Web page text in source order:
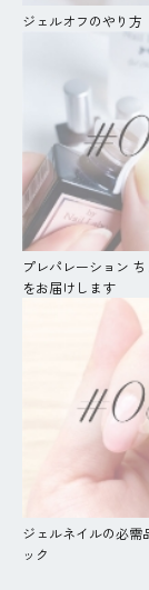
ジェルオフのやり方
プレパレーション
をお届けします
ジェルネイルの必需
ック